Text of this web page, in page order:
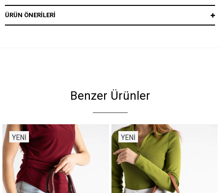
ÜRÜN ÖNERILERI
Benzer Ürünler
YENI
ÜRÜN
YENI
ÜRÜN